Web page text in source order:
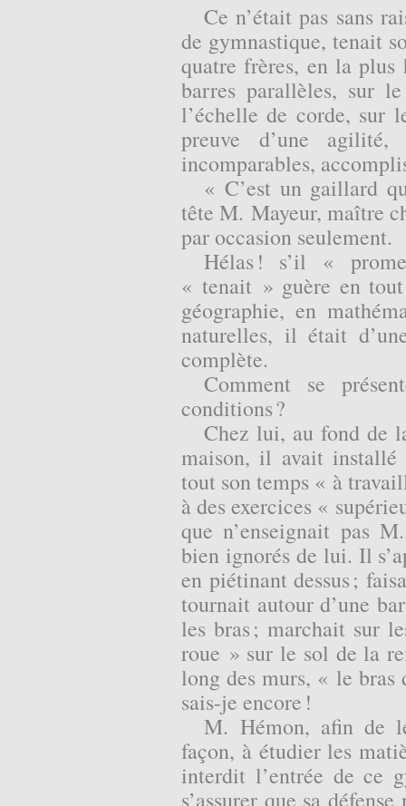
Ce n’était pas sans
de gymnastique, tenait
quatre frères, en la
barres parallèles, sur
l’échelle de corde, sur
preuve d’une agilité,
incomparables,
« C’est un gaillard
tête M. Mayeur, maître
par occasion seulement.
Hélas ! s’il «
« tenait » guère en
géographie, en
naturelles, il était
complète.
Comment se
conditions ?
Chez lui, au fond de
maison, il avait
tout son temps « à
à des exercices «
que n’enseignait pas
bien ignorés de lui. Il
en piétinant dessus ;
tournait autour d’une
les bras ; marchait sur
roue » sur le sol de la
long des murs, « le bras
sais-je encore !
M. Hémon, afin de
façon, à étudier les
interdit l’entrée de ce
s’assurer que sa